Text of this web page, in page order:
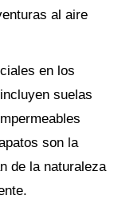
al aire
en los
suelas
son la
de la naturaleza